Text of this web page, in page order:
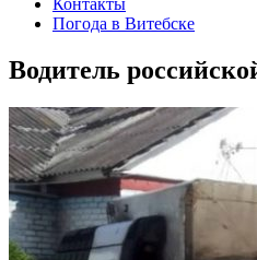
Контакты
Погода в Витебске
Водитель